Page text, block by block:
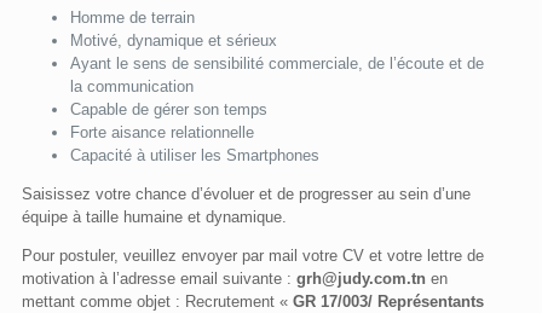
Homme de terrain
Motivé, dynamique et sérieux
Ayant le sens de sensibilité commerciale, de l’écoute et de
la communication
Capable de gérer son temps
Forte aisance relationnelle
Capacité à utiliser les Smartphones
Saisissez votre chance d’évoluer et de progresser au sein d’une
équipe à taille humaine et dynamique.
Pour postuler, veuillez envoyer par mail votre CV et votre lettre de
motivation à l’adresse email suivante : grh@judy.com.tn en
mettant comme objet : Recrutement « GR 17/003/ Représentants